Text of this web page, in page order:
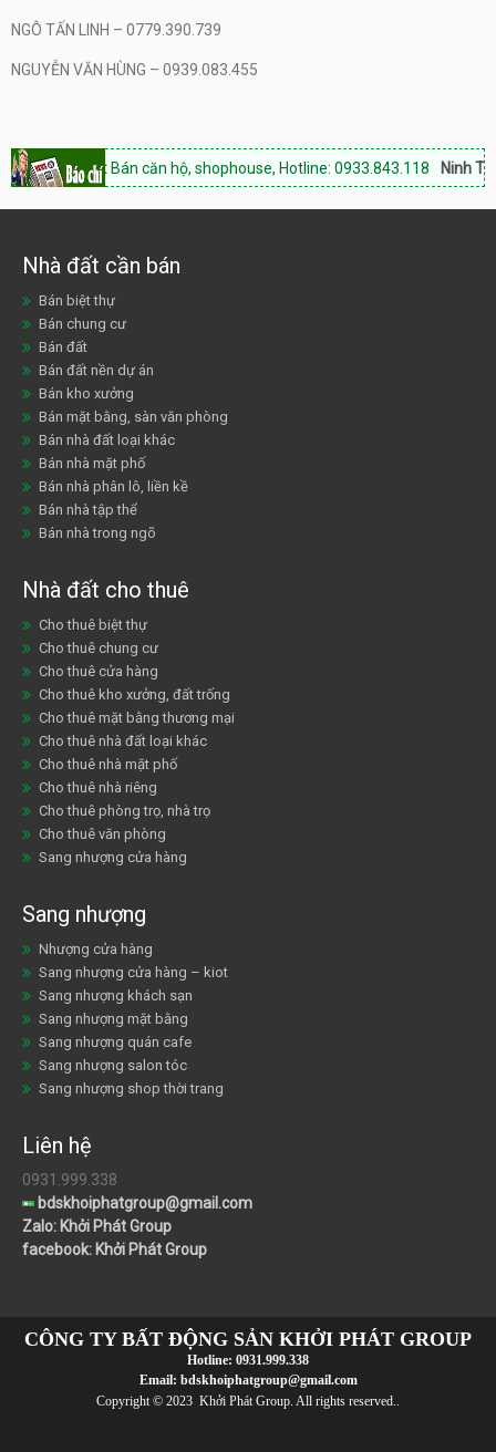
NGÔ TẤN LINH – 0779.390.739
NGUYỄN VĂN HÙNG – 0939.083.455
Bán căn hộ, shophouse, Hotline: 0933.843.118 Ninh Thuận Land:
Nhà đất cần bán
Bán biệt thự
Bán chung cư
Bán đất
Bán đất nền dự án
Bán kho xưởng
Bán mặt bằng, sàn văn phòng
Bán nhà đất loại khác
Bán nhà mặt phố
Bán nhà phân lô, liền kề
Bán nhà tập thể
Bán nhà trong ngõ
Nhà đất cho thuê
Cho thuê biệt thự
Cho thuê chung cư
Cho thuê cửa hàng
Cho thuê kho xưởng, đất trống
Cho thuê mặt bằng thương mại
Cho thuê nhà đất loại khác
Cho thuê nhà mặt phố
Cho thuê nhà riêng
Cho thuê phòng trọ, nhà trọ
Cho thuê văn phòng
Sang nhượng cửa hàng
Sang nhượng
Nhượng cửa hàng
Sang nhượng cửa hàng – kiot
Sang nhượng khách sạn
Sang nhượng mặt bằng
Sang nhượng quán cafe
Sang nhượng salon tóc
Sang nhượng shop thời trang
Liên hệ
0931.999.338
bdskhoiphatgroup@gmail.com
Zalo: Khởi Phát Group
facebook: Khởi Phát Group
CÔNG TY BẤT ĐỘNG SẢN KHỞI PHÁT GROUP
Hotline: 0931.999.338
Email: bdskhoiphatgroup@gmail.com
Copyright © 2023 Khởi Phát Group. All rights reserved..